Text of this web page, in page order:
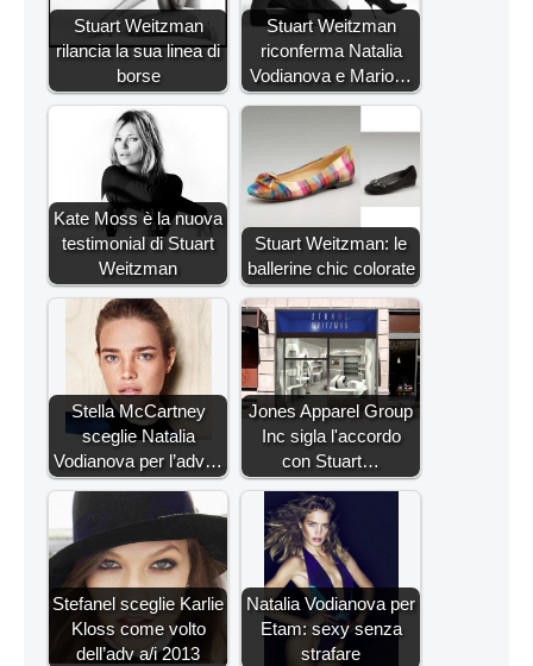
Stuart Weitzman
rilancia la sua linea di
borse
Stuart Weitzman
riconferma Natalia
Vodianova e Mario…
Kate Moss è la nuova
testimonial di Stuart
Weitzman
Stuart Weitzman: le
ballerine chic colorate
Stella McCartney
sceglie Natalia
Vodianova per l’adv…
Jones Apparel Group
Inc sigla l'accordo
con Stuart…
Stefanel sceglie Karlie
Kloss come volto
dell’adv a/i 2013
Natalia Vodianova per
Etam: sexy senza
strafare